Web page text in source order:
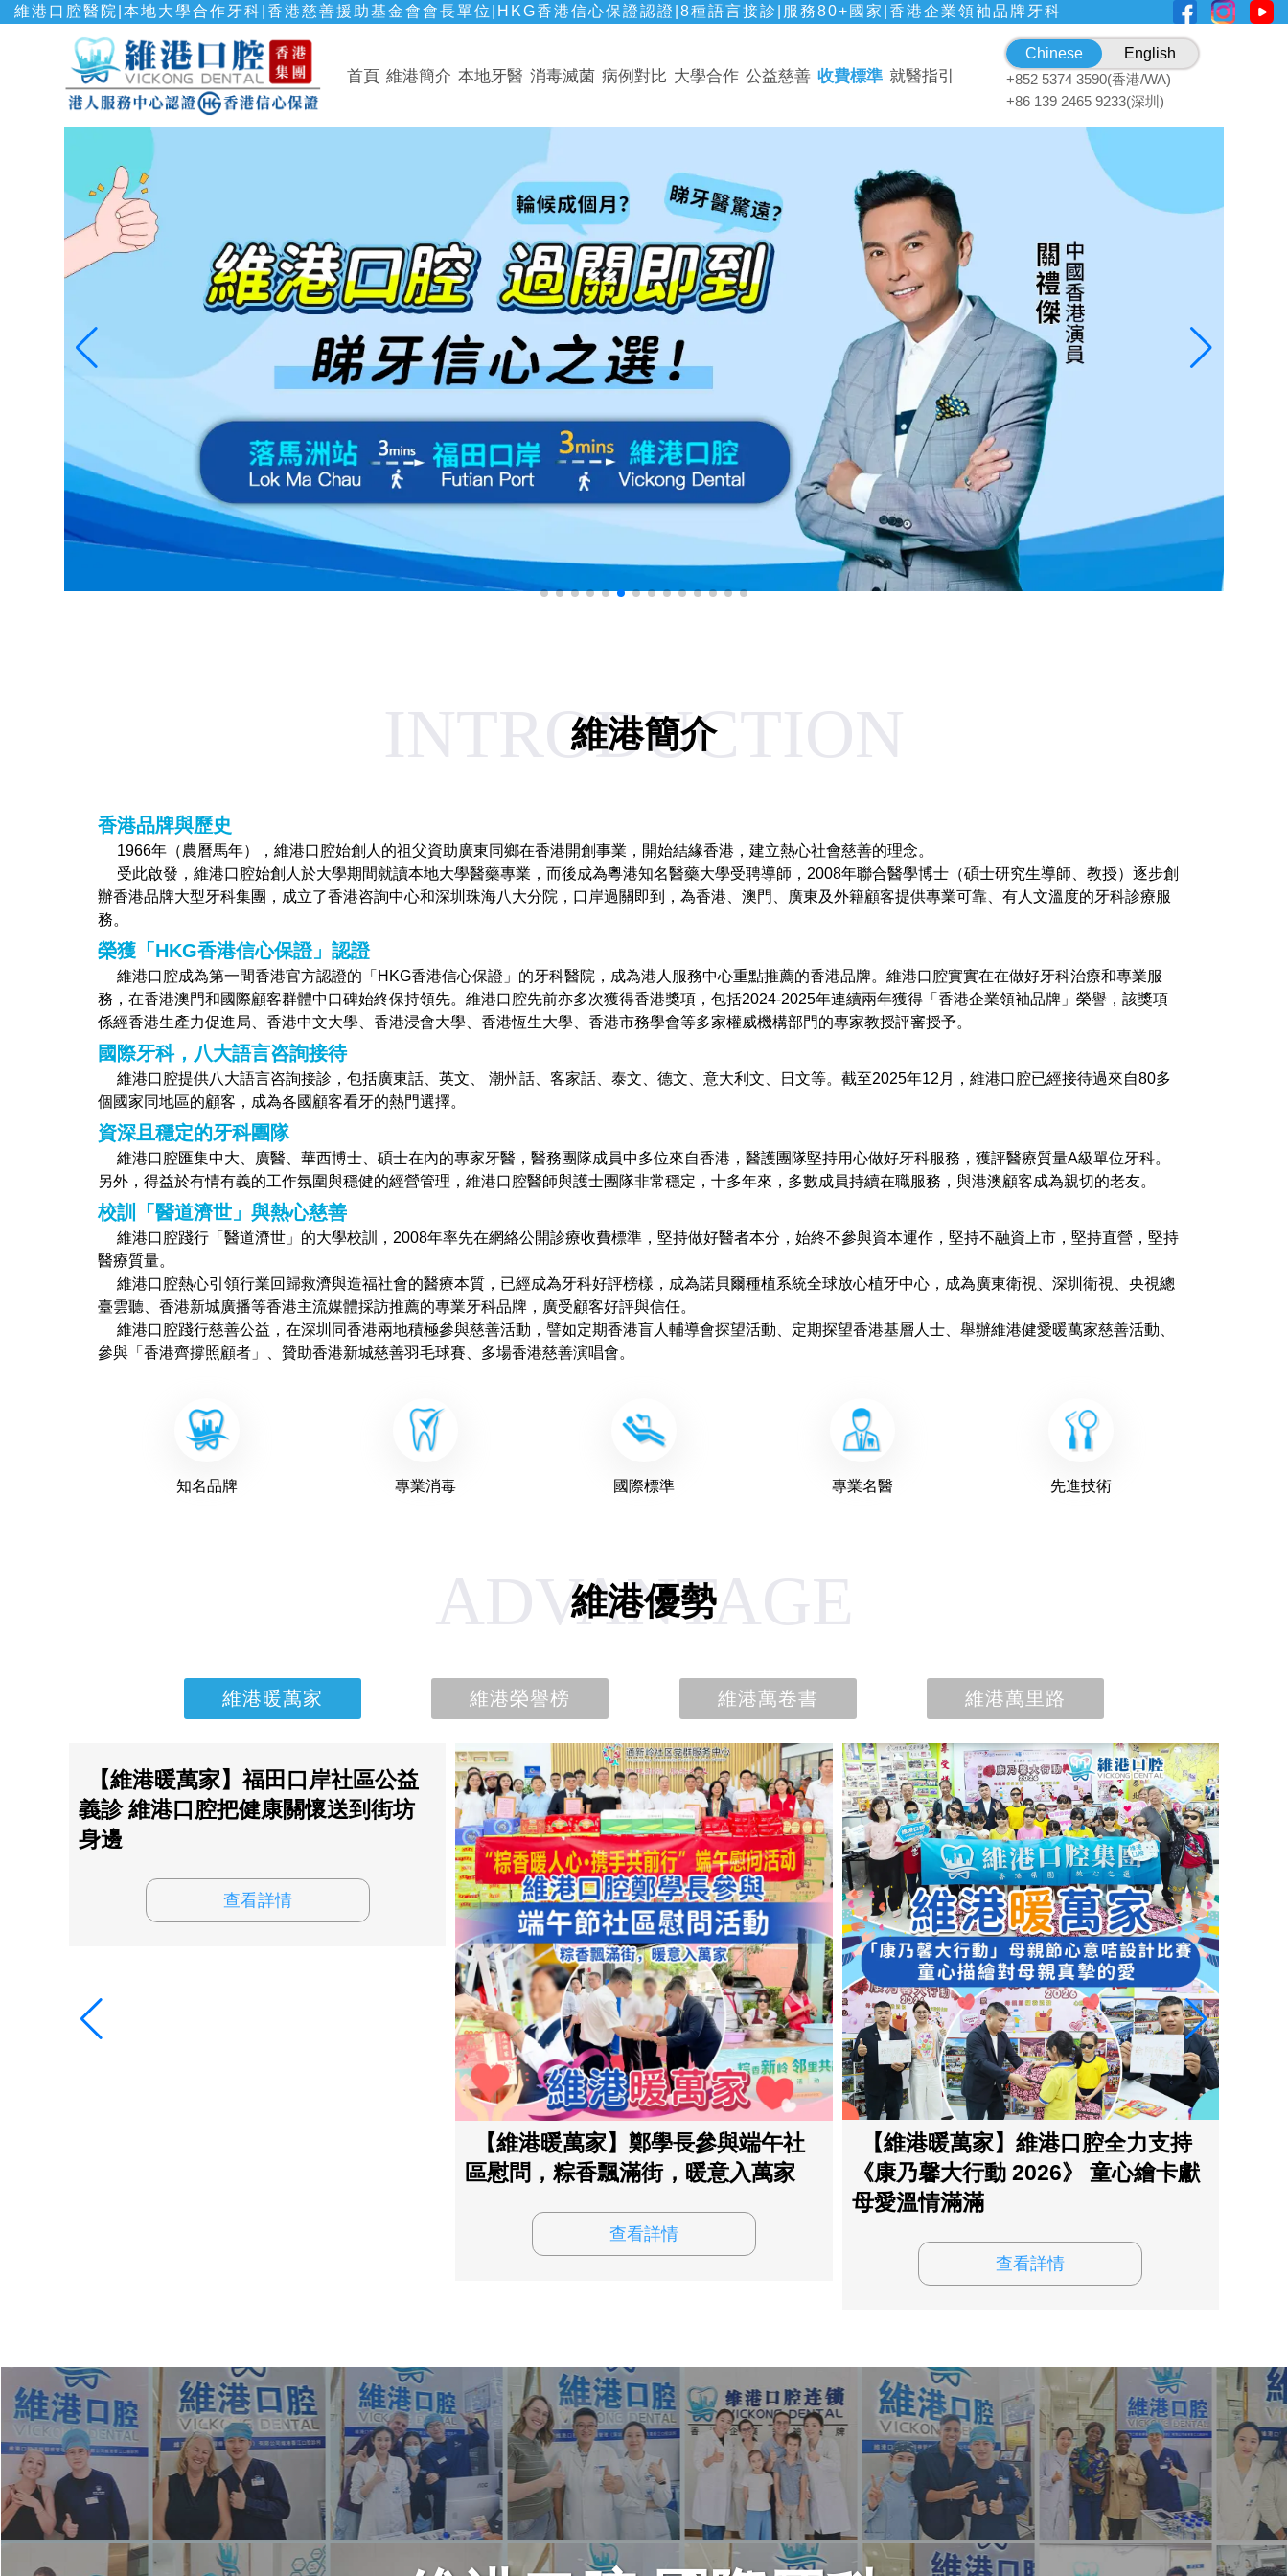
維港口腔醫院|本地大學合作牙科|香港慈善援助基金會會長單位|HKG香港信心保證認證|8種語言接診|服務80+國家|香港企業領袖品牌牙科
首頁 維港簡介 本地牙醫 消毒滅菌 病例對比 大學合作 公益慈善 收費標準 就醫指引
Chinese
English
+852 5374 3590(香港/WA)
+86 139 2465 9233(深圳)
維港簡介
INTRODUCTION
香港品牌與歷史
1966年（農曆馬年），維港口腔始創人的祖父資助廣東同鄉在香港開創事業，開始結緣香港，建立熱心社會慈善的理念。
受此啟發，維港口腔始創人於大學期間就讀本地大學醫藥專業，而後成為粵港知名醫藥大學受聘導師，2008年聯合醫學博士（碩士研究生導師、教授）逐步創
辦香港品牌大型牙科集團，成立了香港咨詢中心和深圳珠海八大分院，口岸過關即到，為香港、澳門、廣東及外籍顧客提供專業可靠、有人文溫度的牙科診療服
務。
榮獲「HKG香港信心保證」認證
維港口腔成為第一間香港官方認證的「HKG香港信心保證」的牙科醫院，成為港人服務中心重點推薦的香港品牌。維港口腔實實在在做好牙科治療和專業服
務，在香港澳門和國際顧客群體中口碑始終保持領先。維港口腔先前亦多次獲得香港獎項，包括2024-2025年連續兩年獲得「香港企業領袖品牌」榮譽，該獎項
係經香港生產力促進局、香港中文大學、香港浸會大學、香港恆生大學、香港市務學會等多家權威機構部門的專家教授評審授予。
國際牙科，八大語言咨詢接待
維港口腔提供八大語言咨詢接診，包括廣東話、英文、 潮州話、客家話、泰文、德文、意大利文、日文等。截至2025年12月，維港口腔已經接待過來自80多
個國家同地區的顧客，成為各國顧客看牙的熱門選擇。
資深且穩定的牙科團隊
維港口腔匯集中大、廣醫、華西博士、碩士在內的專家牙醫，醫務團隊成員中多位來自香港，醫護團隊堅持用心做好牙科服務，獲評醫療質量A級單位牙科。
另外，得益於有情有義的工作氛圍與穩健的經營管理，維港口腔醫師與護士團隊非常穩定，十多年來，多數成員持續在職服務，與港澳顧客成為親切的老友。
校訓「醫道濟世」與熱心慈善
維港口腔踐行「醫道濟世」的大學校訓，2008年率先在網絡公開診療收費標準，堅持做好醫者本分，始終不參與資本運作，堅持不融資上市，堅持直營，堅持
醫療質量。
維港口腔熱心引領行業回歸救濟與造福社會的醫療本質，已經成為牙科好評榜樣，成為諾貝爾種植系統全球放心植牙中心，成為廣東衛視、深圳衛視、央視總
臺雲聽、香港新城廣播等香港主流媒體採訪推薦的專業牙科品牌，廣受顧客好評與信任。
維港口腔踐行慈善公益，在深圳同香港兩地積極參與慈善活動，譬如定期香港盲人輔導會探望活動、定期探望香港基層人士、舉辦維港健愛暖萬家慈善活動、
參與「香港齊撐照顧者」、贊助香港新城慈善羽毛球賽、多場香港慈善演唱會。
知名品牌 專業消毒 國際標準 專業名醫 先進技術
維港優勢
ADVANTAGE
維港暖萬家 維港榮譽榜 維港萬卷書 維港萬里路
【維港暖萬家】福田口岸社區公益
義診 維港口腔把健康關懷送到街坊
身邊
查看詳情
【維港暖萬家】鄭學長參與端午社
區慰問，粽香飄滿街，暖意入萬家
查看詳情
【維港暖萬家】維港口腔全力支持
《康乃馨大行動 2026》 童心繪卡獻
母愛溫情滿滿
查看詳情